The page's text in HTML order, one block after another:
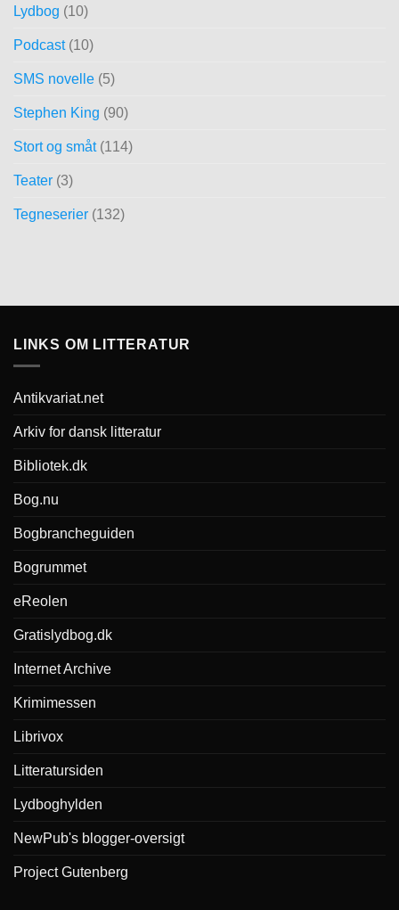
Lydbog (10)
Podcast(10)
SMS novelle (5)
Stephen King (90)
Stort og småt(114)
Teater (3)
Tegneserier (132)
LINKS OM LITTERATUR
Antikvariat.net
Arkiv for dansk litteratur
Bibliotek.dk
Bog.nu
Bogbrancheguiden
Bogrummet
eReolen
Gratislydbog.dk
Internet Archive
Krimimessen
Librivox
Litteratursiden
Lydboghylden
NewPub's blogger-oversigt
Project Gutenberg